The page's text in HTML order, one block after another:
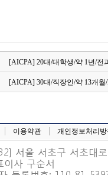
[AICPA] 20대/대학생/약 1년/전
[AICPA] 30대/직장인/약 13개월
이용약관 개인정보처리
서울 서초구 서초대
이사 구순서